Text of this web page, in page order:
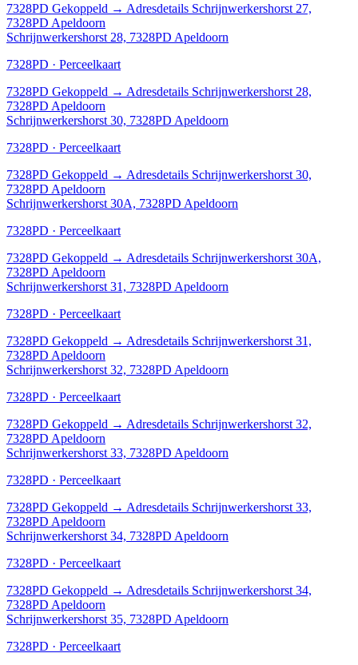
7328PD Gekoppeld → Adresdetails Schrijnwerkershorst 27,
7328PD Apeldoorn
Schrijnwerkershorst 28, 7328PD Apeldoorn
7328PD · Perceelkaart
7328PD Gekoppeld → Adresdetails Schrijnwerkershorst 28,
7328PD Apeldoorn
Schrijnwerkershorst 30, 7328PD Apeldoorn
7328PD · Perceelkaart
7328PD Gekoppeld → Adresdetails Schrijnwerkershorst 30,
7328PD Apeldoorn
Schrijnwerkershorst 30A, 7328PD Apeldoorn
7328PD · Perceelkaart
7328PD Gekoppeld → Adresdetails Schrijnwerkershorst 30A,
7328PD Apeldoorn
Schrijnwerkershorst 31, 7328PD Apeldoorn
7328PD · Perceelkaart
7328PD Gekoppeld → Adresdetails Schrijnwerkershorst 31,
7328PD Apeldoorn
Schrijnwerkershorst 32, 7328PD Apeldoorn
7328PD · Perceelkaart
7328PD Gekoppeld → Adresdetails Schrijnwerkershorst 32,
7328PD Apeldoorn
Schrijnwerkershorst 33, 7328PD Apeldoorn
7328PD · Perceelkaart
7328PD Gekoppeld → Adresdetails Schrijnwerkershorst 33,
7328PD Apeldoorn
Schrijnwerkershorst 34, 7328PD Apeldoorn
7328PD · Perceelkaart
7328PD Gekoppeld → Adresdetails Schrijnwerkershorst 34,
7328PD Apeldoorn
Schrijnwerkershorst 35, 7328PD Apeldoorn
7328PD · Perceelkaart